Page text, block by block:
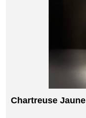
Chartreuse Jaune